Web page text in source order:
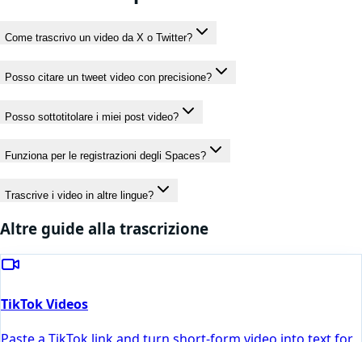
Come trascrivo un video da X o Twitter?
Posso citare un tweet video con precisione?
Posso sottotitolare i miei post video?
Funziona per le registrazioni degli Spaces?
Trascrive i video in altre lingue?
Altre guide alla trascrizione
TikTok Videos